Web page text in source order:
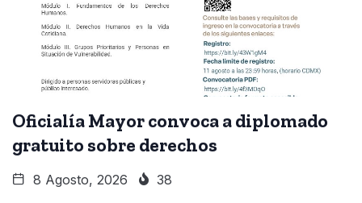
Oficialía Mayor convoca a diplomado
gratuito sobre derechos
8 Agosto, 2026 38